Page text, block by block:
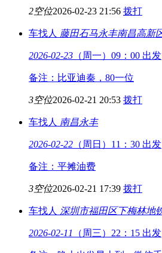
2空位2026-02-23 21:56 拨打
车找人 藤田石马永丰南昌高新
2026-02-23 （周一）09：00 出发
备注：比亚迪秦，80一位
3空位2026-02-21 20:53 拨打
车找人 南昌永丰
2026-02-22 （周日）11：30 出发
备注：平摊油费
3空位2026-02-21 17:39 拨打
车找人 深圳市福田区下梅林地
2026-02-11 （周三）22：15 出发